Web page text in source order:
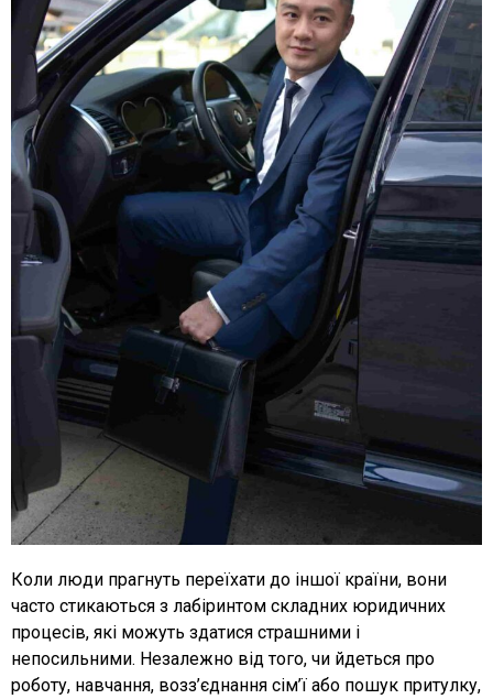
Коли люди прагнуть переїхати до іншої країни, вони
часто стикаються з лабіринтом складних юридичних
процесів, які можуть здатися страшними і
непосильними. Незалежно від того, чи йдеться про
роботу, навчання, возз’єднання сім’ї або пошук притулку,